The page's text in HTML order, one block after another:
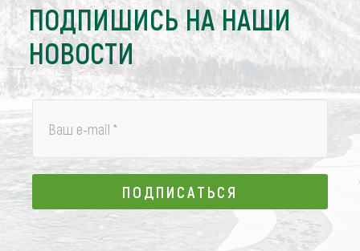
ПОДПИШИСЬ НА НАШИ
НОВОСТИ
Ваш e-mail *
ПОДПИСАТЬСЯ
ПОДПИСАТЬСЯ